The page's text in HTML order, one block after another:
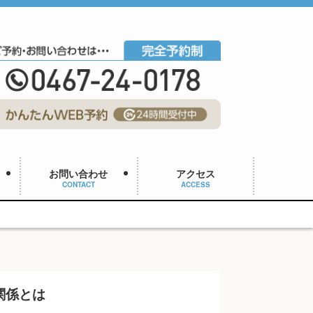
お問い合わせ
CONTACT
アクセス
ACCESS
係とは